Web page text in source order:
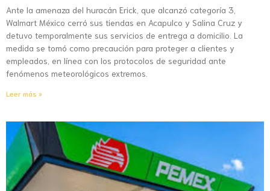
Ante la amenaza del huracán Erick, que alcanzó categoría 3,
Walmart México cerró sus tiendas en Acapulco y Salina Cruz y
detuvo temporalmente sus servicios de entrega a domicilio. La
medida se tomó como precaución para proteger a clientes y
empleados, en línea con los protocolos de seguridad ante
fenómenos meteorológicos extremos.
Leer más »